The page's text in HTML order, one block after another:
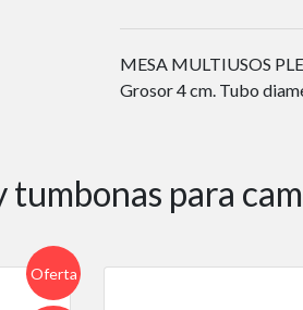
MESA MULTIUSOS
Grosor 4 cm. Tubo
tumbonas para
Oferta